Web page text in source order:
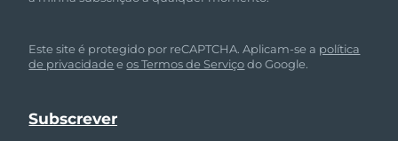
Este site é protegido por reCAPTCHA. Aplicam-se a política
de privacidade eos Termos de Serviçodo Google.